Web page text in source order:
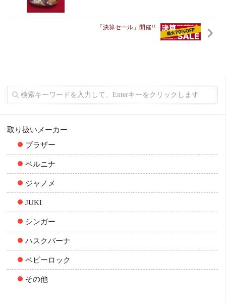
「決算セール」開催!!
取り扱いメーカー
ブラザー
ベルニナ
ジャノメ
JUKI
シンガー
ハスクバーナ
ベビーロック
その他